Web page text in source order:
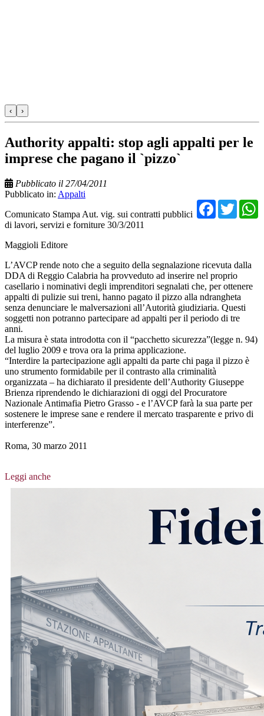
‹ ›
Authority appalti: stop agli appalti per le
imprese che pagano il `pizzo`
Pubblicato il 27/04/2011
Pubblicato in: Appalti
Comunicato Stampa Aut. vig. sui contratti pubblici
di lavori, servizi e forniture 30/3/2011
Maggioli Editore
L’AVCP rende noto che a seguito della segnalazione ricevuta dalla
DDA di Reggio Calabria ha provveduto ad inserire nel proprio
casellario i nominativi degli imprenditori segnalati che, per ottenere
appalti di pulizie sui treni, hanno pagato il pizzo alla ndrangheta
senza denunciare le malversazioni all’Autorità giudiziaria. Questi
soggetti non potranno partecipare ad appalti per il periodo di tre
anni.
La misura è stata introdotta con il “pacchetto sicurezza”(legge n. 94)
del luglio 2009 e trova ora la prima applicazione.
“Interdire la partecipazione agli appalti da parte chi paga il pizzo è
uno strumento formidabile per il contrasto alla criminalità
organizzata – ha dichiarato il presidente dell’Authority Giuseppe
Brienza riprendendo le dichiarazioni di oggi del Procuratore
Nazionale Antimafia Pietro Grasso - e l’AVCP farà la sua parte per
sostenere le imprese sane e rendere il mercato trasparente e privo di
interferenze”.
Roma, 30 marzo 2011
Leggi anche